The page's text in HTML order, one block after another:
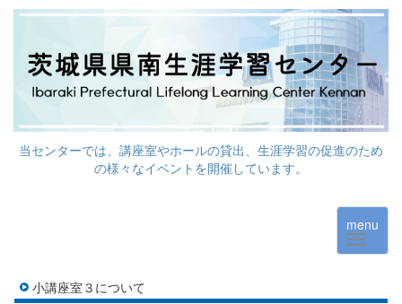
当センターでは、講座室やホールの貸出、生涯学習の促進のため
の様々なイベントを開催しています。
menu
小講座室３について